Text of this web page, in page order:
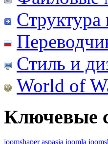
Структура
Стиль и
World of
Ключевые
joomshaper aspasia joomla